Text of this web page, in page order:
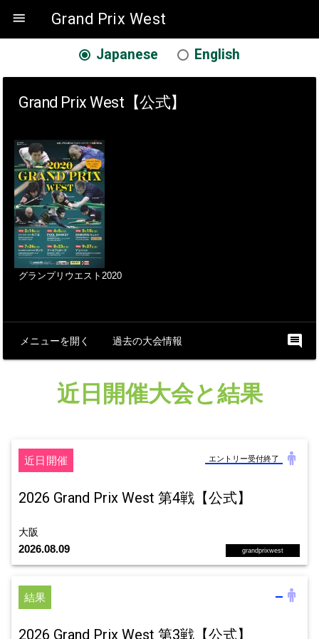
 Grand Prix West
Japanese English
Grand Prix West【公式】
グランプリウエスト2020
メニューを開く 過去の大会情報 comment
近日開催大会と結果
grandprixwest
近日開催
2026 Grand Prix West 第4戦【公式】
エントリー受付終了
大阪
2026.08.09
結果
2026 Grand Prix West 第3戦【公式】